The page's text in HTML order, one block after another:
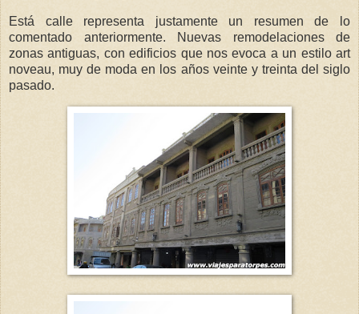
Está calle representa justamente un resumen de lo
comentado anteriormente. Nuevas remodelaciones de
zonas antiguas, con edificios que nos evoca a un estilo art
noveau, muy de moda en los años veinte y treinta del siglo
pasado.